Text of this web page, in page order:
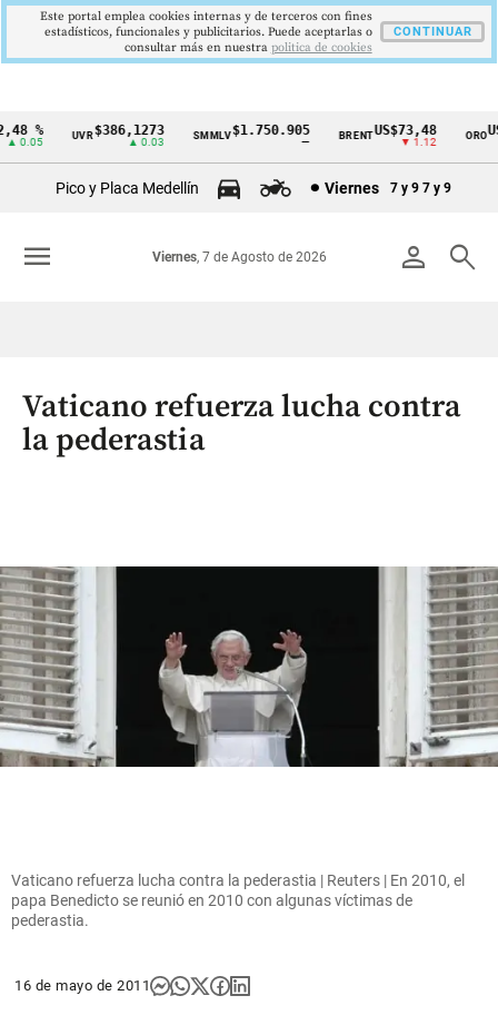
Cintillo
Colombia
% UVR$386,1273
▲ 0.03
SMMLV$1.750.905 BRENTUS$73,48
▼ 1.12
ORO
Pico y Placa Medellín Viernes 7 y 9 7 y 9
person search
Viernes, 7 de Agosto de 2026
menu
Vaticano refuerza lucha contra
la pederastia
Vaticano refuerza lucha contra la pederastia | Reuters | En 2010, el
papa Benedicto se reunió en 2010 con algunas víctimas de
pederastia.
16 de mayo de 2011
Este portal emplea cookies internas y de terceros con fines
estadísticos, funcionales y publicitarios. Puede aceptarlas o
consultar más en nuestra politica de cookies
CONTINUAR